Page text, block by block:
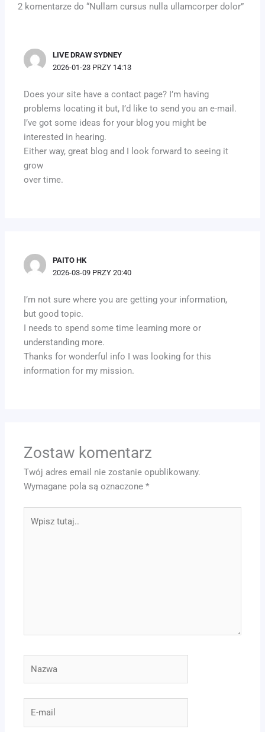
2 komentarze do “Nullam cursus nulla ullamcorper dolor”
LIVE DRAW SYDNEY
2026-01-23 PRZY 14:13
Does your site have a contact page? I’m having
problems locating it but, I’d like to send you an e-mail.
I’ve got some ideas for your blog you might be
interested in hearing.
Either way, great blog and I look forward to seeing it
grow
over time.
PAITO HK
2026-03-09 PRZY 20:40
I’m not sure where you are getting your information,
but good topic.
I needs to spend some time learning more or
understanding more.
Thanks for wonderful info I was looking for this
information for my mission.
Zostaw komentarz
Twój adres email nie zostanie opublikowany.
Wymagane pola są oznaczone*
tutaj..
mail